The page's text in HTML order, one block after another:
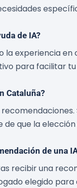
de IA?
experiencia
para facilitar tu
Cataluña?
que la
de una
recibir una
elegido